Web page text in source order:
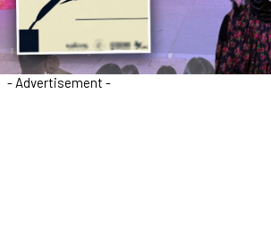
- Advertisement -